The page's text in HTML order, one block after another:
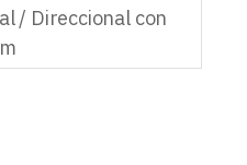
/ Direccional con